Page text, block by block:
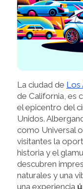
La ciudad de Los
de California, es
el epicentro del
Unidos.
como Universal
visitantes la
historia y el
descubren
naturales y una
una experiencia